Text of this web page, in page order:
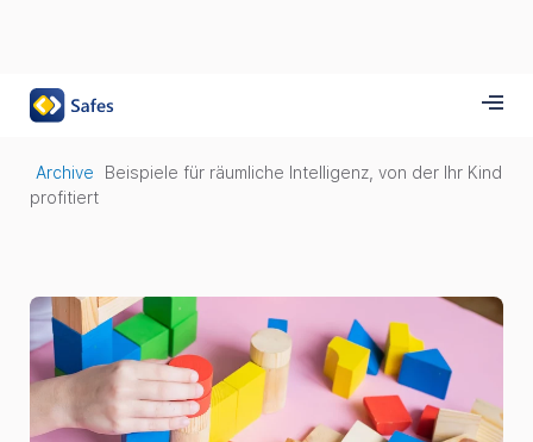
Archive
Beispiele für räumliche Intelligenz, von der Ihr Kind
profitiert